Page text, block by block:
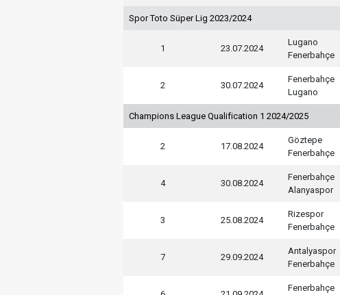
Spor Toto Süper Lig 2023/2024
1 23.07.2024
Lugano
Fenerbahçe
2 30.07.2024
Fenerbahçe
Lugano
Champions League Qualification 1 2024/2025
2 17.08.2024
Göztepe
Fenerbahçe
4 30.08.2024
Fenerbahçe
Alanyaspor
3 25.08.2024
Rizespor
Fenerbahçe
7 29.09.2024
Antalyaspor
Fenerbahçe
Fenerbahçe